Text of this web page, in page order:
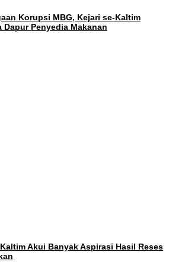
Korupsi MBG, Kejari se-Kaltim
Penyedia Makanan
Akui Banyak Aspirasi Hasil Reses